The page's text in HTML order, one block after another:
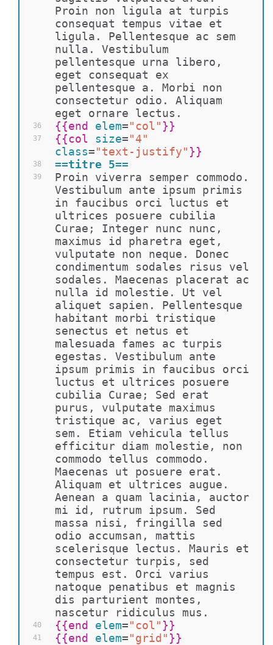
36
37
38
39
40
41
Proin non ligula at turpis
consequat tempus vitae et
ligula. Pellentesque ac sem
nulla. Vestibulum
pellentesque urna libero,
eget consequat ex
pellentesque a. Morbi non
consectetur odio. Aliquam
eget ornare lectus.
{{end elem="col" }}
{{col size="4"
class="text-justify" }}
==titre 5==
Proin viverra semper commodo.
Vestibulum ante ipsum primis
in faucibus orci luctus et
ultrices posuere cubilia
Curae; Integer nunc nunc,
maximus id pharetra eget,
vulputate non neque. Donec
condimentum sodales risus vel
sodales. Maecenas placerat ac
nulla id molestie. Ut vel
aliquet sapien. Pellentesque
habitant morbi tristique
senectus et netus et
malesuada fames ac turpis
egestas. Vestibulum ante
ipsum primis in faucibus orci
luctus et ultrices posuere
cubilia Curae; Sed erat
purus, vulputate maximus
tristique ac, varius eget
sem. Etiam vehicula tellus
efficitur diam molestie, non
commodo tellus commodo.
Maecenas ut posuere erat.
Aliquam et ultrices augue.
Aenean a quam lacinia, auctor
mi id, rutrum ipsum. Sed
massa nisi, fringilla sed
odio accumsan, mattis
scelerisque lectus. Mauris et
consectetur turpis, sed
tempus est. Orci varius
natoque penatibus et magnis
dis parturient montes,
nascetur ridiculus mus.
{{end elem="col" }}
{{end elem="grid" }}